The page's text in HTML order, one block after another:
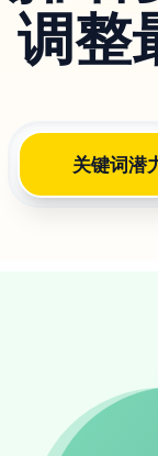
调整
关键词潜